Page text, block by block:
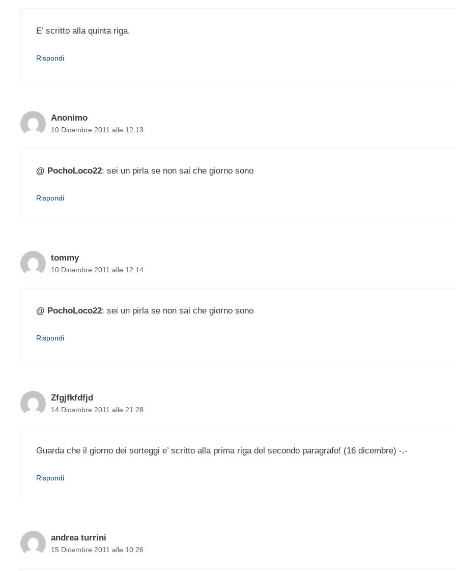
E’ scritto alla quinta riga.
Rispondi
Anonimo
10 Dicembre 2011 alle 12:13
@ PochoLoco22: sei un pirla se non sai che giorno sono
Rispondi
tommy
10 Dicembre 2011 alle 12:14
@ PochoLoco22: sei un pirla se non sai che giorno sono
Rispondi
Zfgjfkfdfjd
14 Dicembre 2011 alle 21:28
Guarda che il giorno dei sorteggi e’ scritto alla prima riga del secondo paragrafo! (16 dicembre) -.-
Rispondi
andrea turrini
15 Dicembre 2011 alle 10:26